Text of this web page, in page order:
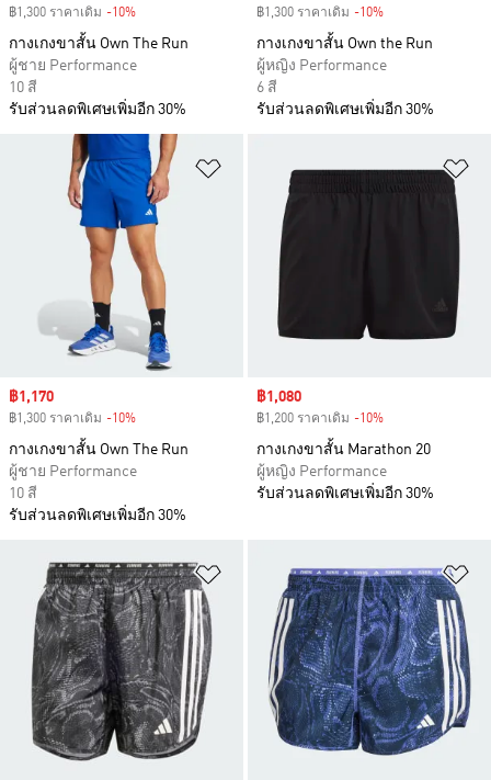
฿1,300 ราคาเดิม -10%
กางเกงขาสั้น Own The Run
ผู้ชาย Performance
10 สี
รับส่วนลดพิเศษเพิ่มอีก 30%
฿1,300 ราคาเดิม -10%
กางเกงขาสั้น Own the Run
ผู้หญิง Performance
6 สี
รับส่วนลดพิเศษเพิ่มอีก 30%
Sale price
฿1,170
฿1,300 ราคาเดิม -10%
กางเกงขาสั้น Own The Run
ผู้ชาย Performance
10 สี
รับส่วนลดพิเศษเพิ่มอีก 30%
Sale price
฿1,080
฿1,200 ราคาเดิม -10%
กางเกงขาสั้น Marathon 20
ผู้หญิง Performance
รับส่วนลดพิเศษเพิ่มอีก 30%
เพิ่มไปยังรายการสินค้าโปรด